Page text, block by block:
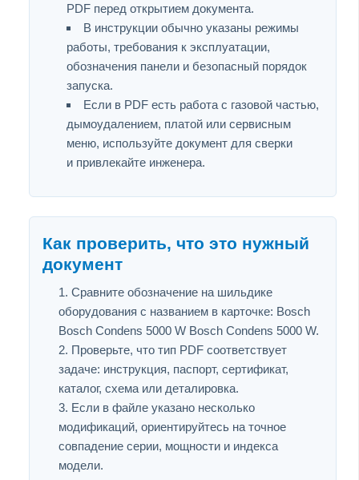
PDF перед открытием документа.
В инструкции обычно указаны режимы
работы, требования к эксплуатации,
обозначения панели и безопасный порядок
запуска.
Если в PDF есть работа с газовой частью,
дымоудалением, платой или сервисным
меню, используйте документ для сверки
и привлекайте инженера.
Как проверить, что это нужный
документ
Сравните обозначение на шильдике
оборудования с названием в карточке: Bosch
Bosch Condens 5000 W Bosch Condens 5000 W.
Проверьте, что тип PDF соответствует
задаче: инструкция, паспорт, сертификат,
каталог, схема или деталировка.
Если в файле указано несколько
модификаций, ориентируйтесь на точное
совпадение серии, мощности и индекса
модели.